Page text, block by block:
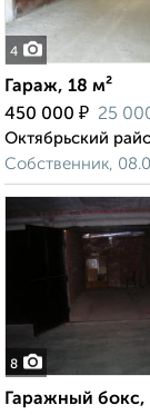
4
Гараж, 18 м²
450 000 ₽ 25
Октябрьский
Собственник,
8
Гаражный бокс,